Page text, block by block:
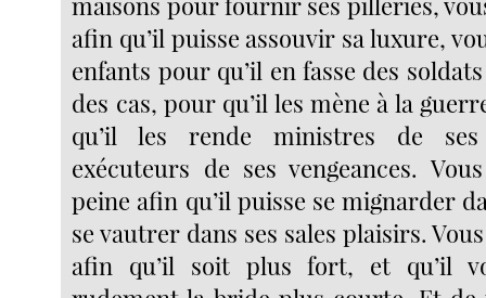
afin qu’il puisse assouvir sa luxure,
enfants pour qu’il en fasse des
des cas, pour qu’il les mène à la
qu’il les rende ministres de
exécuteurs de ses vengeances.
peine afin qu’il puisse se mignarder
se vautrer dans ses sales plaisirs.
afin qu’il soit plus fort, et qu’il